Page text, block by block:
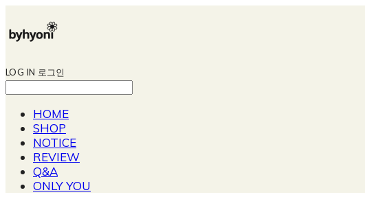
LOG IN 로그인
HOME
SHOP
NOTICE
REVIEW
Q&A
ONLY YOU